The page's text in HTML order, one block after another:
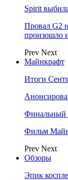
Spirit
Провал G2
произошло
Prev Next
Майнкрафт
Итоги
Финальный
Фильм
Prev Next
Обзоры
Эпик